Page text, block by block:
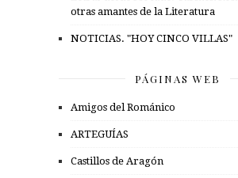
otras amantes de la Literatura
NOTICIAS. "HOY CINCO VILLAS"
PÁGINAS WEB
Amigos del Románico
ARTEGUÍAS
Castillos de Aragón